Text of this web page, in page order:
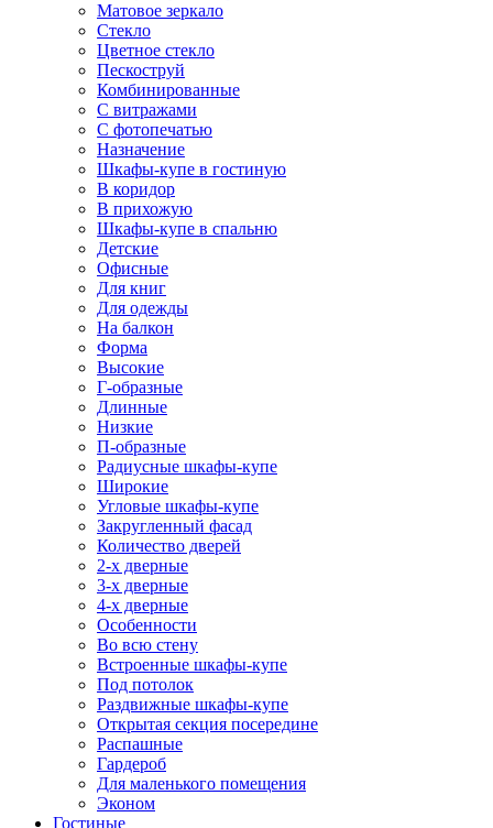
Матовое зеркало
Стекло
Цветное стекло
Пескоструй
Комбинированные
С витражами
С фотопечатью
Назначение
Шкафы-купе в гостиную
В коридор
В прихожую
Шкафы-купе в спальню
Детские
Офисные
Для книг
Для одежды
На балкон
Форма
Высокие
Г-образные
Длинные
Низкие
П-образные
Радиусные шкафы-купе
Широкие
Угловые шкафы-купе
Закругленный фасад
Количество дверей
2-х дверные
3-х дверные
4-х дверные
Особенности
Во всю стену
Встроенные шкафы-купе
Под потолок
Раздвижные шкафы-купе
Открытая секция посередине
Распашные
Гардероб
Для маленького помещения
Эконом
Гостиные